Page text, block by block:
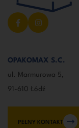
OPAKOMAX S.C.
ul. Marmurowa 5,
91-610 Łódź
PEŁNY KONTAKT